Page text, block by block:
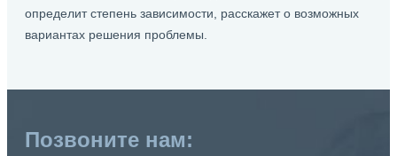
определит степень зависимости, расскажет о возможных
вариантах решения проблемы.
Позвоните нам: